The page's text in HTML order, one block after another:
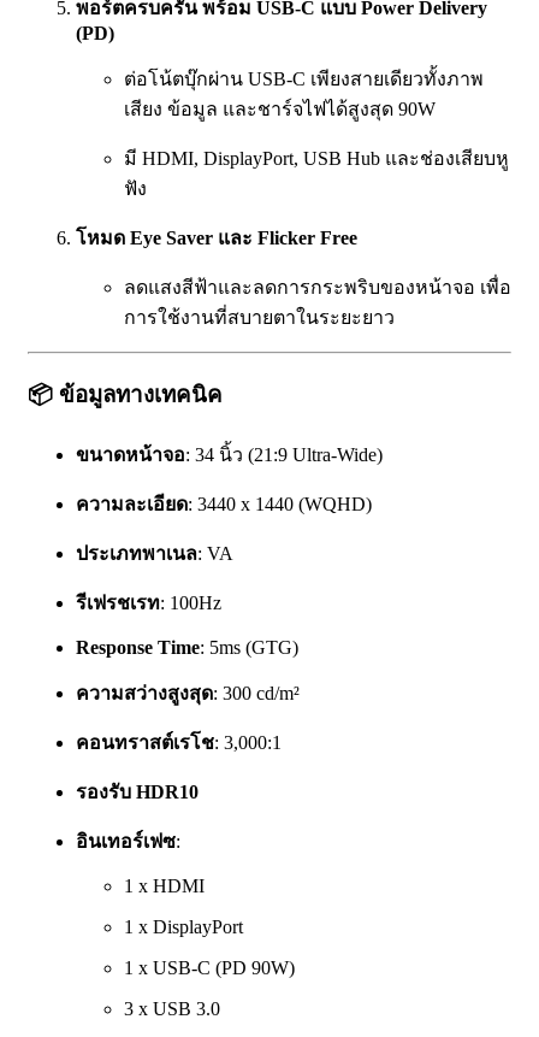
พอร์ตครบครัน พร้อม USB-C แบบ Power Delivery
(PD)
ต่อโน้ตบุ๊กผ่าน USB-C เพียงสายเดียวทั้งภาพ
เสียง ข้อมูล และชาร์จไฟได้สูงสุด 90W
มี HDMI, DisplayPort, USB Hub และช่องเสียบหู
ฟัง
โหมด Eye Saver และ Flicker Free
ลดแสงสีฟ้าและลดการกระพริบของหน้าจอ เพื่อ
การใช้งานที่สบายตาในระยะยาว
📦 ข้อมูลทางเทคนิค
ขนาดหน้าจอ: 34 นิ้ว (21:9 Ultra-Wide)
ความละเอียด: 3440 x 1440 (WQHD)
ประเภทพาเนล: VA
รีเฟรชเรท: 100Hz
Response Time: 5ms (GTG)
ความสว่างสูงสุด: 300 cd/m²
คอนทราสต์เรโช: 3,000:1
รองรับ HDR10
อินเทอร์เฟซ:
1 x HDMI
1 x DisplayPort
1 x USB-C (PD 90W)
3 x USB 3.0